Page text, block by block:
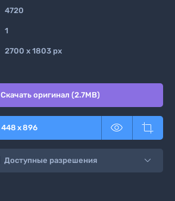
4720
1
2700 x 1803 px
Скачать оригинал (2.7MB)
448 x896  
Доступные разрешения